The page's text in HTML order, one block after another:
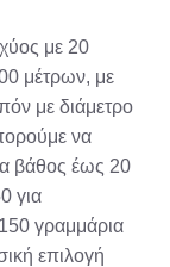
με 20
μέτρων, με
με διάμετρο
να
βάθος έως 20
για
γραμμάρια
επιλογή